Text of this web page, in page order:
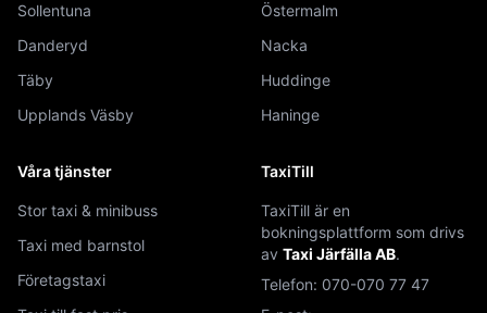
Sollentuna
Danderyd
Täby
Upplands Väsby
Östermalm
Nacka
Huddinge
Haninge
Våra tjänster
Stor taxi & minibuss
Taxi med barnstol
Företagstaxi
TaxiTill
TaxiTill är en
bokningsplattform som drivs
av Taxi Järfälla AB.
Telefon: 070-070 77 47